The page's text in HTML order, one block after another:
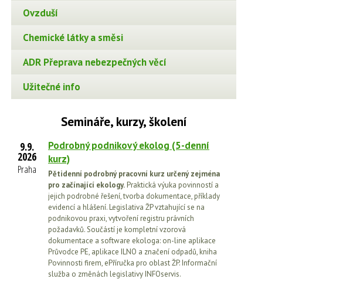
Ovzduší
Chemické látky a směsi
ADR Přeprava nebezpečných věcí
Užitečné info
Semináře, kurzy, školení
9.9.
2026
Praha
Podrobný podnikový ekolog (5-denní
kurz)
Pětidenní podrobný pracovní kurz určený zejména
pro začínající ekology. Praktická výuka povinností a
jejich podrobné řešení, tvorba dokumentace, příklady
evidencí a hlášení. Legislativa ŽP vztahující se na
podnikovou praxi, vytvoření registru právních
požadavků. Součástí je kompletní vzorová
dokumentace a software ekologa: on-line aplikace
Průvodce PE, aplikace ILNO a značení odpadů, kniha
Povinnosti firem, ePříručka pro oblast ŽP. Informační
služba o změnách legislativy INFOservis.